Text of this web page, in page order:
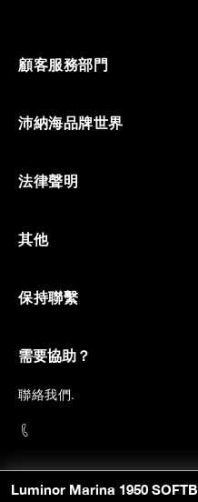
Luminor Marina 1950
顧客服務部門
沛納海品牌世界
法律聲明
其他
保持聯繫
需要協助？
聯絡我們.
OFFICINE PANERAI®